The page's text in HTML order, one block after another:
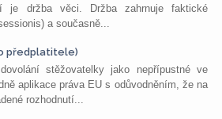
je držba věci. Držba zahrnuje faktické
a současně...
předplatitele)
stěžovatelky jako nepřípustné ve
aplikace práva EU s odůvodněním, že na
rozhodnutí...